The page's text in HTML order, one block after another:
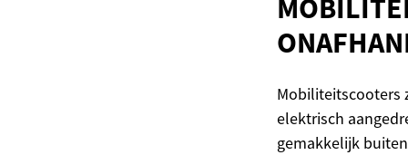
Mobiliteitscooters
elektrisch
gemakkelijk